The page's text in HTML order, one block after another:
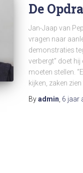
De
Jan-Jaap van
vragen naar
demonstraties
verbergt” doet
moeten stellen.
kijken, zaken
Byadmin 6 jaar